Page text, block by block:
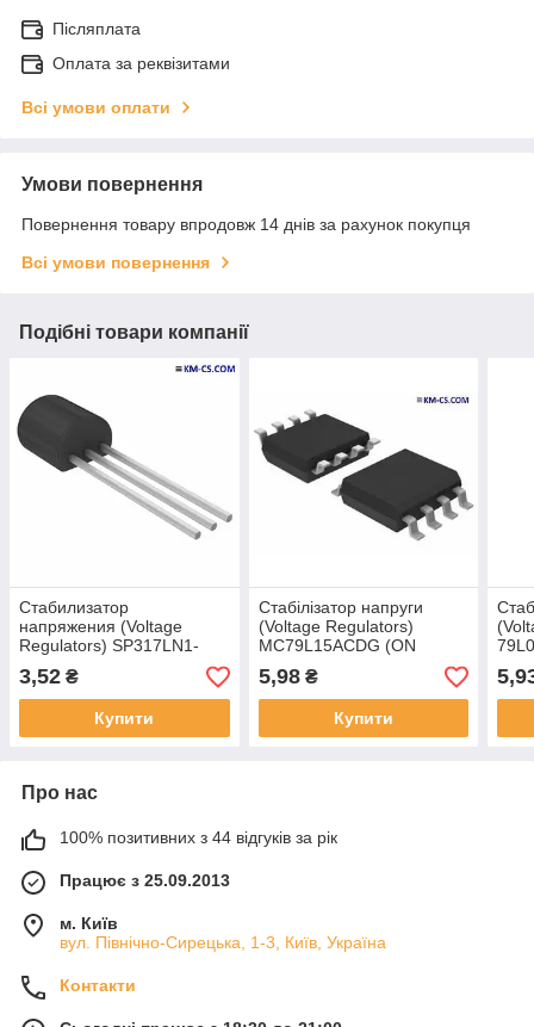
Післяплата
Оплата за реквізитами
Всі умови оплати
Умови повернення
Повернення товару впродовж 14 днів за рахунок покупця
Всі умови повернення
Подібні товари компанії
Стабилизатор
напряжения (Voltage
Regulators) SP317LN1-
L/TR (SIPEX)
3,52 ₴
Купити
Стабілізатор напруги
(Voltage Regulators)
MC79L15ACDG (ON
Semiconductor)
5,98₴
Купити
Про нас
100% позитивних з 44 відгуків за рік
Працює з 25.09.2013
м. Київ
вул. Північно-Сирецька, 1-3, Київ, Україна
Контакти